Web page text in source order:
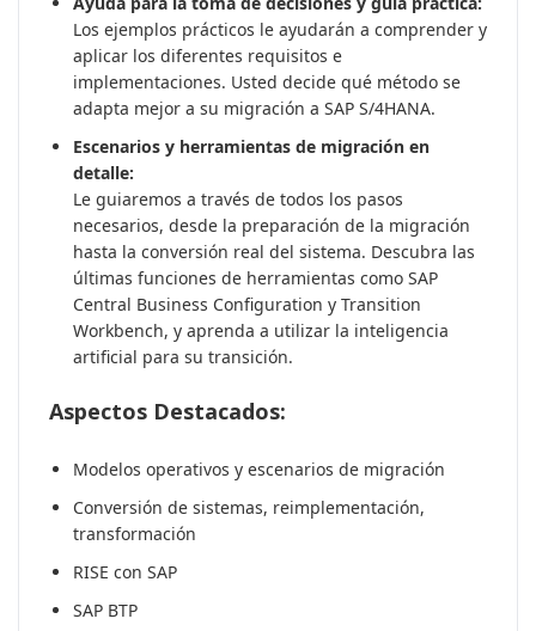
Los ejemplos prácticos le ayudarán a comprender y
aplicar los diferentes requisitos e
implementaciones. Usted decide qué método se
adapta mejor a su migración a SAP S/4HANA.
Escenarios y herramientas de migración en
detalle:
Le guiaremos a través de todos los pasos
necesarios, desde la preparación de la migración
hasta la conversión real del sistema. Descubra las
últimas funciones de herramientas como SAP
Central Business Configuration y Transition
Workbench, y aprenda a utilizar la inteligencia
artificial para su transición.
Aspectos Destacados:
Modelos operativos y escenarios de migración
Conversión de sistemas, reimplementación,
transformación
RISE con SAP
SAP BTP